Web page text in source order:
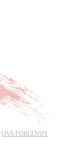
OVA FORLENDY